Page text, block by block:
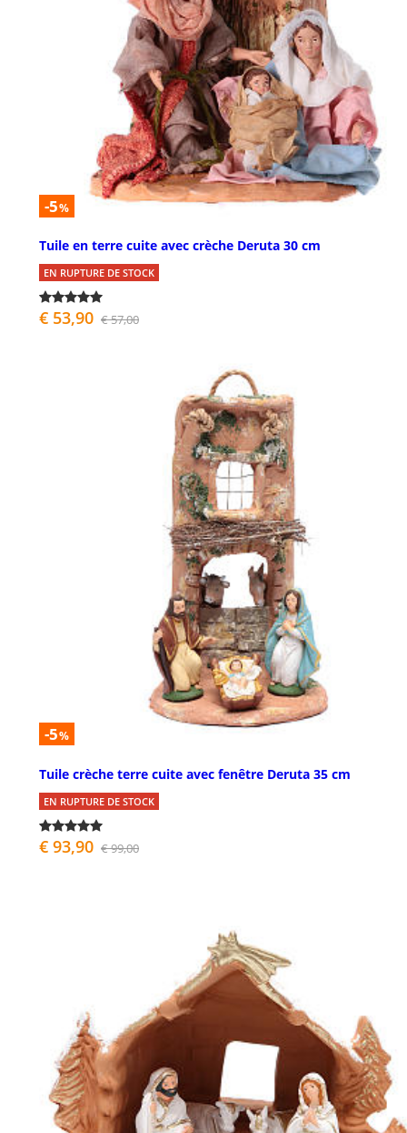
-5%
Tuile en terre cuite avec crèche Deruta 30 cm
EN RUPTURE DE STOCK
€ 53,90 € 57,00
-5%
Tuile crèche terre cuite avec fenêtre Deruta 35 cm
EN RUPTURE DE STOCK
€ 93,90 € 99,00